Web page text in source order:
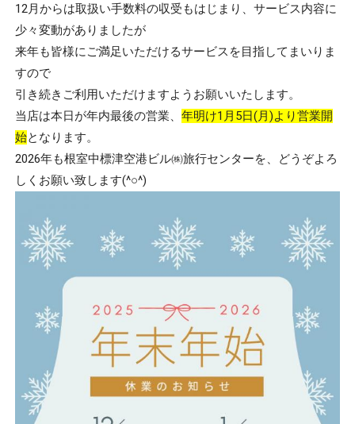
12月からは取扱い手数料の収受もはじまり、サービス内容に
少々変動がありましたが
来年も皆様にご満足いただけるサービスを目指してまいりま
すので
引き続きご利用いただけますようお願いいたします。
当店は本日が年内最後の営業、 年明け1月5日(月)より営業開
始となります。
2026年も根室中標津空港ビル㈱旅行センターを、どうぞよろ
しくお願い致します(^○^)